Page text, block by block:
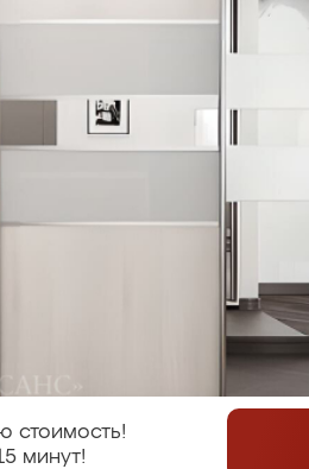
стоимость!
минут!